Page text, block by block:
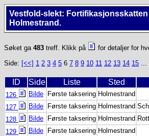
Vestfold-slekt:
Holmestrand.
Søket ga 483 treff. Klikk på
for detaljer for
Side: [<<] 1 2 3 4 5 6 7 8 9 10 11 12 13 14 15 ...
ID Side Liste Sted
126 Bilde Første taksering Holmestrand
127
Bilde Første taksering Holmestrand
128
Bilde Første taksering Holmestrand
129
Bilde Første taksering Holmestrand